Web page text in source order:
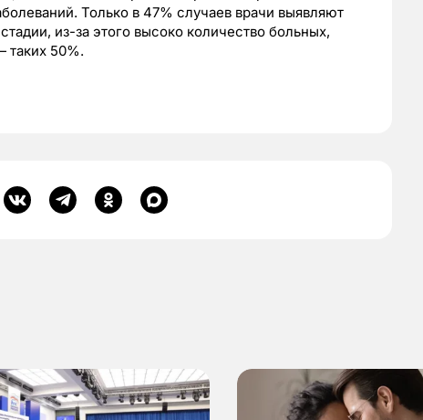
Только в 47% случаев врачи выявляют
из-за этого высоко количество больных,
таких 50%.